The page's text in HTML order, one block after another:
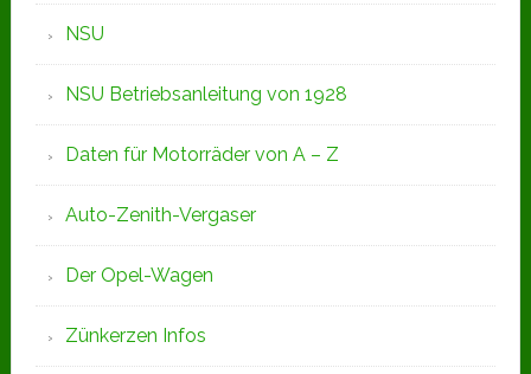
NSU
NSU Betriebsanleitung von 1928
Daten für Motorräder von A – Z
Auto-Zenith-Vergaser
Der Opel-Wagen
Zünkerzen Infos